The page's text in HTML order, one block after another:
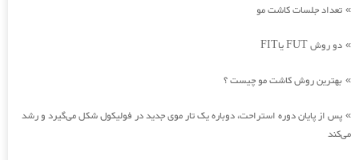
» تعداد جلسات کاشت مو
» دو روش FUT یاFIT
» بهترین روش کاشت مو چیست ؟
» پس از پایان دوره استراحت، دوباره یک تار موی جدید در فولیکول شکل می‌گیرد و رشد
می‌کند